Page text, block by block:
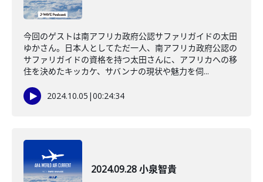
今回のゲストは南アフリカ政府公認サファリガイドの太田
ゆかさん。日本人としてただ一人、南アフリカ政府公認の
サファリガイドの資格を持つ太田さんに、アフリカへの移
住を決めたキッカケ、サバンナの現状や魅力を伺...
2024.10.05 |00:24:34
2024.09.28 小泉智貴